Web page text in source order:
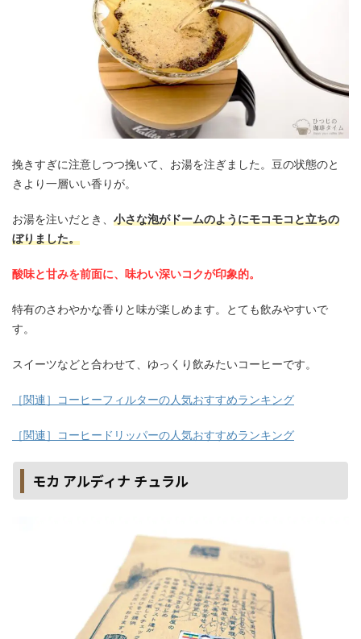
挽きすぎに注意しつつ挽いて、お湯を注ぎました。豆の状態のと
きより一層いい香りが。
お湯を注いだとき、 小さな泡がドームのようにモコモコと立ちの
ぼりました。
酸味と甘みを前面に、味わい深いコクが印象的。
特有のさわやかな香りと味が楽しめます。とても飲みやすいで
す。
スイーツなどと合わせて、ゆっくり飲みたいコーヒーです。
［関連］コーヒーフィルターの人気おすすめランキング
［関連］コーヒードリッパーの人気おすすめランキング
モカ アルディナ チュラル